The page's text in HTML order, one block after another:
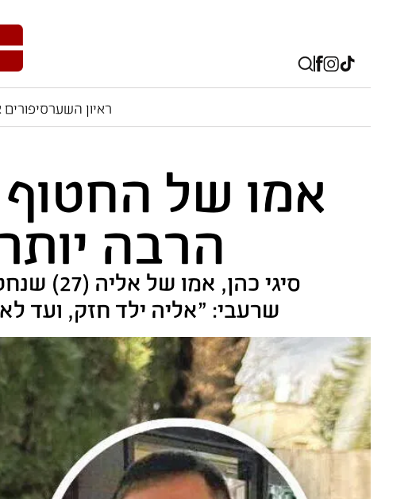
ראיון השער
אמו של החטוף
הרבה
סיגי
שרעבי: "אליה ילד חזק, ועד